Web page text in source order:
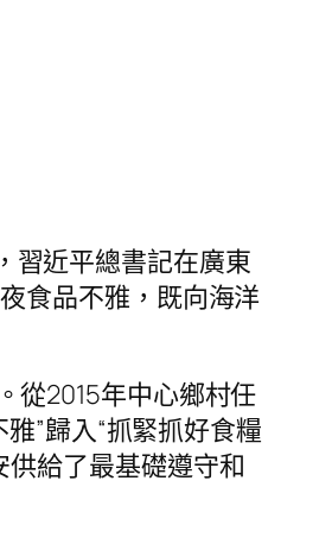
習近平總書記在廣東
食品不雅，既向海洋
從2015年中心鄉村任
”歸入“抓緊抓好食糧
給了最基礎遵守和